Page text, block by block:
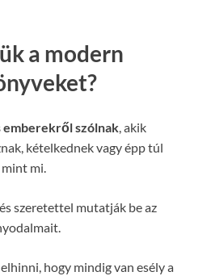
a modern
emberekről szólnak, akik
kételkednek vagy épp túl
mi.
szeretettel mutatják be az
hogy mindig van esély a